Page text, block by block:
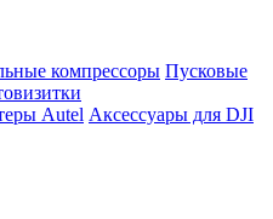
компрессоры Пусковые
Autel Аксессуары для DJI